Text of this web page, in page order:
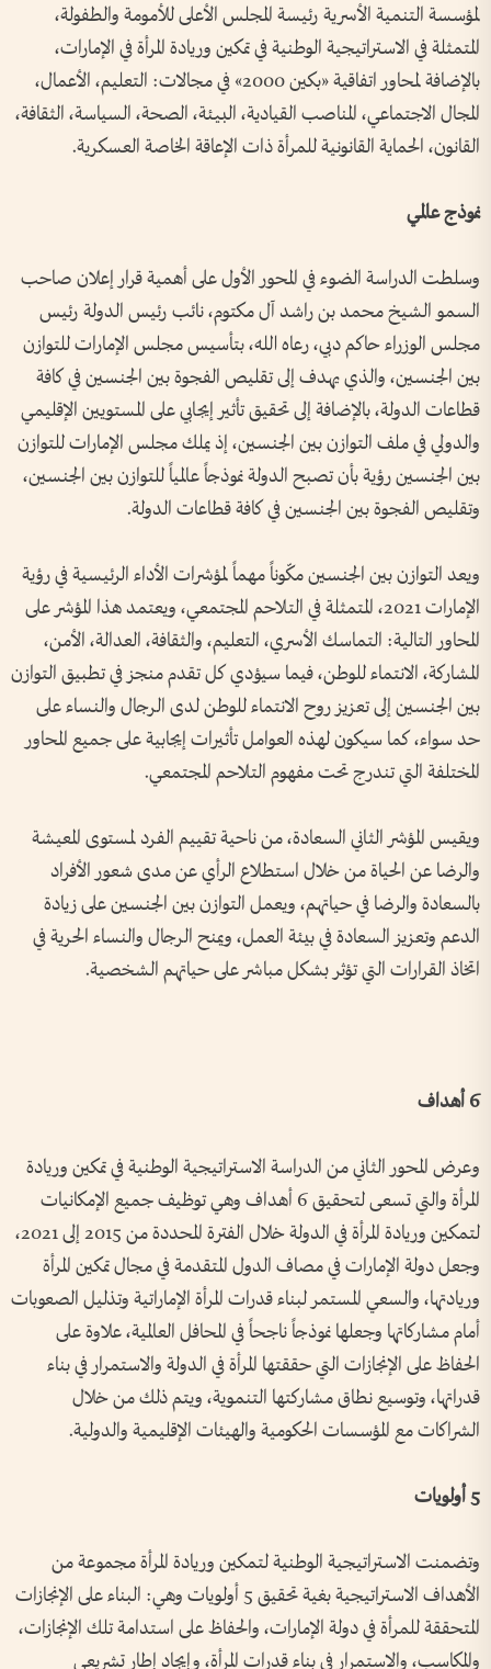
لمؤسسة التنمية الأسرية رئيسة المجلس الأعلى للأمومة والطفولة،
المتمثلة في الاستراتيجية الوطنية في تمكين وريادة المرأة في الإمارات،
بالإضافة لمحاور اتفاقية «بكين 2000» في مجالات: التعليم، الأعمال،
المجال الاجتماعي، المناصب القيادية، البيئة، الصحة، السياسة، الثقافة،
القانون، الحماية القانونية للمرأة ذات الإعاقة الخاصة العسكرية.
نموذج عالمي
وسلطت الدراسة الضوء في المحور الأول على أهمية قرار إعلان صاحب
السمو الشيخ محمد بن راشد آل مكتوم، نائب رئيس الدولة رئيس
مجلس الوزراء حاكم دبي، رعاه الله، بتأسيس مجلس الإمارات للتوازن
بين الجنسين، والذي يهدف إلى تقليص الفجوة بين الجنسين في كافة
قطاعات الدولة، بالإضافة إلى تحقيق تأثير إيجابي على المستويين الإقليمي
والدولي في ملف التوازن بين الجنسين، إذ يملك مجلس الإمارات للتوازن
بين الجنسين رؤية بأن تصبح الدولة نموذجاً عالمياً للتوازن بين الجنسين،
وتقليص الفجوة بين الجنسين في كافة قطاعات الدولة.
ويعد التوازن بين الجنسين مكّوناً مهماً لمؤشرات الأداء الرئيسية في رؤية
الإمارات 2021، المتمثلة في التلاحم المجتمعي، ويعتمد هذا المؤشر على
المحاور التالية: التماسك الأسري، التعليم، والثقافة، العدالة، الأمن،
المشاركة، الانتماء للوطن، فيما سيؤدي كل تقدم منجز في تطبيق التوازن
بين الجنسين إلى تعزيز روح الانتماء للوطن لدى الرجال والنساء على
حد سواء، كما سيكون لهذه العوامل تأثيرات إيجابية على جميع المحاور
المختلفة التي تندرج تحت مفهوم التلاحم المجتمعي.
ويقيس المؤشر الثاني السعادة، من ناحية تقييم الفرد لمستوى المعيشة
والرضا عن الحياة من خلال استطلاع الرأي عن مدى شعور الأفراد
بالسعادة والرضا في حياتهم، ويعمل التوازن بين الجنسين على زيادة
الدعم وتعزيز السعادة في بيئة العمل، ويمنح الرجال والنساء الحرية في
اتخاذ القرارات التي تؤثر بشكل مباشر على حياتهم الشخصية.
6 أهداف
وعرض المحور الثاني من الدراسة الاستراتيجية الوطنية في تمكين وريادة
المرأة والتي تسعى لتحقيق 6 أهداف وهي توظيف جميع الإمكانيات
لتمكين وريادة المرأة في الدولة خلال الفترة المحددة من 2015 إلى 2021،
وجعل دولة الإمارات في مصاف الدول المتقدمة في مجال تمكين المرأة
وريادتها، والسعي المستمر لبناء قدرات المرأة الإماراتية وتذليل الصعوبات
أمام مشاركاتها وجعلها نموذجاً ناجحاً في المحافل العالمية، علاوة على
الحفاظ على الإنجازات التي حققتها المرأة في الدولة والاستمرار في بناء
قدراتها، وتوسيع نطاق مشاركتها التنموية، ويتم ذلك من خلال
الشراكات مع المؤسسات الحكومية والهيئات الإقليمية والدولية.
5 أولويات
وتضمنت الاستراتيجية الوطنية لتمكين وريادة المرأة مجموعة من
الأهداف الاستراتيجية بغية تحقيق 5 أولويات وهي: البناء على الإنجازات
المتحققة للمرأة في دولة الإمارات، والحفاظ على استدامة تلك الإنجازات،
والمكاسب، والاستمرار في بناء قدرات المرأة، وإيجاد إطار تشريعي